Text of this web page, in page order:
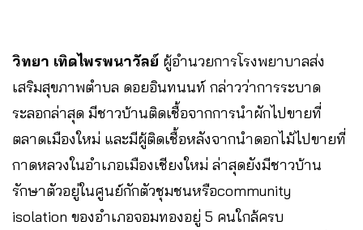
วิทยา​ เทิดไพรพนาวัลย์ ผู้อำนวยการโรงพยาบาลส่ง
เสริมสุขภาพตำบล ดอยอินทนนท์​ กล่าวว่าการระบาด
ระลอกล่าสุด มีชาวบ้านติดเชื้อจากการนำผักไปขายที่
ตลาดเมืองใหม่ และมีผู้ติดเชื้อหลังจากนำดอกไม้ไปขายที่
กาดหลวงในอำเภอเมืองเชียงใหม่​ ล่าสุดยังมีชาวบ้าน
รักษาตัวอยู่ในศูนย์กักตัวชุมชนหรือcommunity
isolation ของอำเภอจอมทองอยู่ 5 คนใกล้ครบ